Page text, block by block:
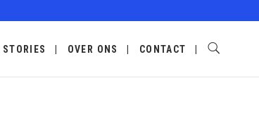
STORIES OVER ONS CONTACT